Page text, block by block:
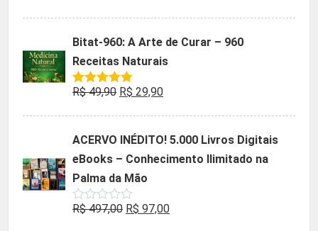
de
era:
R$ 85,90.
é:
R$ 9,90.
Bitat-960: A Arte de Curar – 960
Receitas Naturais
Avaliação
R$49,90 O
era:
R$ 49,90.
R$ 29,90O
é:
R$ 29,90.
ACERVO INÉDITO! 5.000 Livros Digitais
eBooks – Conhecimento Ilimitado na
Palma da Mão
Avaliação
R$497,00 O
R$ 97,00O